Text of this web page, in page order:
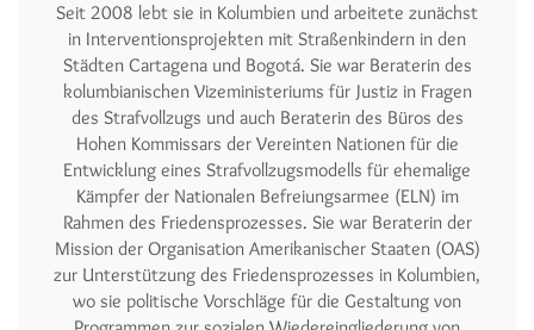
Seit 2008 lebt sie in Kolumbien und arbeitete zunächst
in Interventionsprojekten mit Straßenkindern in den
Städten Cartagena und Bogotá. Sie war Beraterin des
kolumbianischen Vizeministeriums für Justiz in Fragen
des Strafvollzugs und auch Beraterin des Büros des
Hohen Kommissars der Vereinten Nationen für die
Entwicklung eines Strafvollzugsmodells für ehemalige
Kämpfer der Nationalen Befreiungsarmee (ELN) im
Rahmen des Friedensprozesses. Sie war Beraterin der
Mission der Organisation Amerikanischer Staaten (OAS)
zur Unterstützung des Friedensprozesses in Kolumbien,
wo sie politische Vorschläge für die Gestaltung von